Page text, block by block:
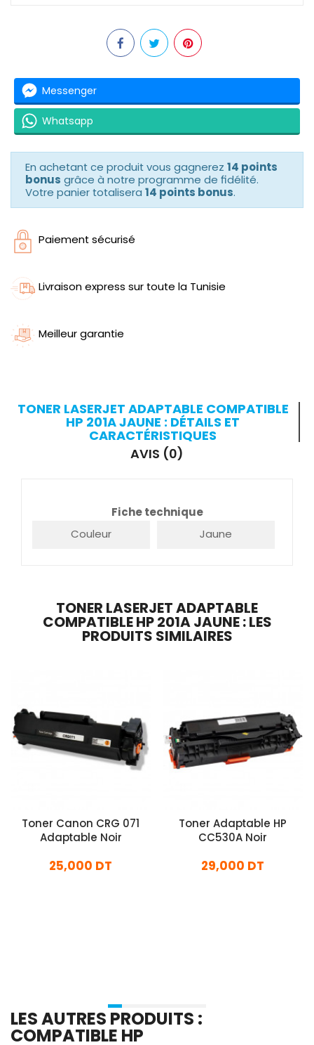
Messenger
Whatsapp
En achetant ce produit vous gagnerez 14 points
bonus grâce à notre programme de fidélité.
Votre panier totalisera 14 points bonus.
Paiement sécurisé
Livraison express sur toute la Tunisie
Meilleur garantie
TONER LASERJET ADAPTABLE COMPATIBLE
HP 201A JAUNE : DÉTAILS ET
CARACTÉRISTIQUES
AVIS (0)
Fiche technique
Couleur
Jaune
TONER LASERJET ADAPTABLE
COMPATIBLE HP 201A JAUNE : LES
PRODUITS SIMILAIRES
Toner Canon CRG 071
Adaptable Noir
25,000 DT
Toner Adaptable HP
CC530A Noir
29,000 DT
LES AUTRES PRODUITS :
COMPATIBLE HP